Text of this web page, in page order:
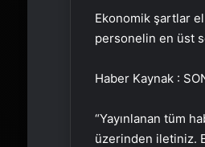
Ekonomik şartlar
personelin en üst
Haber Kaynak :
“Yayınlanan tüm
üzerinden iletiniz.